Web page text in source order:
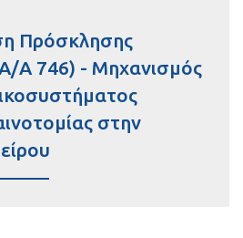
Πρόσκλησης
Α 746) - Μηχανισμός
στην